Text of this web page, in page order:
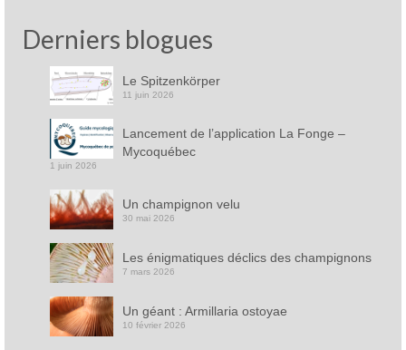
Derniers blogues
Le Spitzenkörper
11 juin 2026
Lancement de l’application La Fonge –
Mycoquébec
1 juin 2026
Un champignon velu
30 mai 2026
Les énigmatiques déclics des champignons
7 mars 2026
Un géant : Armillaria ostoyae
10 février 2026